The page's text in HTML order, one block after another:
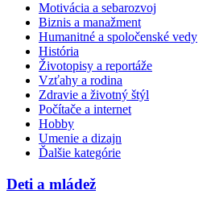
Motivácia a sebarozvoj
Biznis a manažment
Humanitné a spoločenské vedy
História
Životopisy a reportáže
Vzťahy a rodina
Zdravie a životný štýl
Počítače a internet
Hobby
Umenie a dizajn
Ďalšie kategórie
Deti a mládež